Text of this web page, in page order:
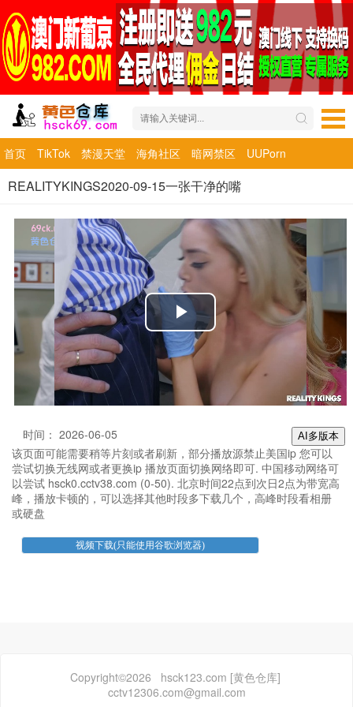
首页 TikTok 禁漫天堂 海角社区 暗网禁区 UUPorn
REALITYKINGS2020-09-15一张干净的嘴
AI多版本
时间： 2026-06-05
该页面可能需要稍等片刻或者刷新，部分播放源禁止美国ip 您可以
尝试切换无线网或者更换ip 播放页面切换网络即可. 中国移动网络可
以尝试 hsck0.cctv38.com (0-50). 北京时间22点到次日2点为带宽高
峰，播放卡顿的，可以选择其他时段多下载几个，高峰时段看相册
或硬盘
Copyright©2026 hsck123.com [黄色仓库]
cctv12306.com@gmail.com